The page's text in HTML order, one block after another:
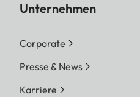
Unternehmen
Corporate
Presse & News
Karriere